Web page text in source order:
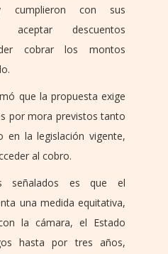
cumplieron con sus
aceptar descuentos
cobrar los montos
que la propuesta exige
por mora previstos tanto
la legislación vigente,
al cobro.
señalados es que el
una medida equitativa,
la cámara, el Estado
hasta por tres años,